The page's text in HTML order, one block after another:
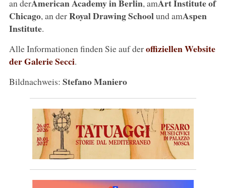
an derAmerican Academy in Berlin, amArt Institute of
Chicago, an derRoyal Drawing Schoolund amAspen
Institute.
Alle Informationen finden Sie auf deroffiziellen Website
der Galerie Secci.
Bildnachweis: Stefano Maniero